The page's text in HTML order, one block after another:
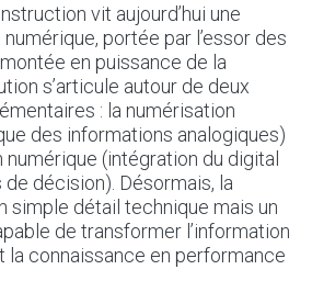
vit aujourd’hui une
portée par l’essor des
en puissance de la
s’articule autour de deux
: la numérisation
des informations analogiques)
(intégration du digital
décision). Désormais, la
simple détail technique mais un
de transformer l’information
la connaissance en performance